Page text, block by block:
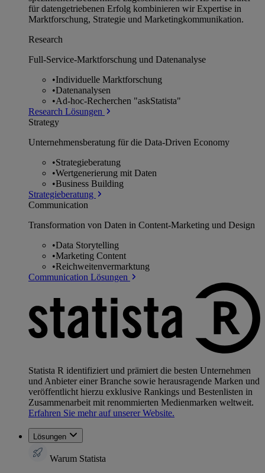
für datengetriebenen Erfolg kombinieren wir Expertise in
Marktforschung, Strategie und Marketingkommunikation.
Research
Full-Service-Marktforschung und Datenanalyse
•Individuelle Marktforschung
•Datenanalysen
•Ad-hoc-Recherchen "askStatista"
Research Lösungen
Strategy
Unternehmens­beratung für die Data-Driven Economy
•Strategieberatung
•Wertgenerierung mit Daten
•Business Building
Strategieberatung
Communication
Transformation von Daten in Content-Marketing und Design
•Data Storytelling
•Marketing Content
•Reichweitenvermarktung
Communication Lösungen
Statista R identifiziert und prämiert die besten Unternehmen
und Anbieter einer Branche sowie herausragende Marken und
veröffentlicht hierzu exklusive Rankings und Bestenlisten in
Zusammenarbeit mit renommierten Medienmarken weltweit.
Erfahren Sie mehr auf unserer Website.
Lösungen
Warum Statista